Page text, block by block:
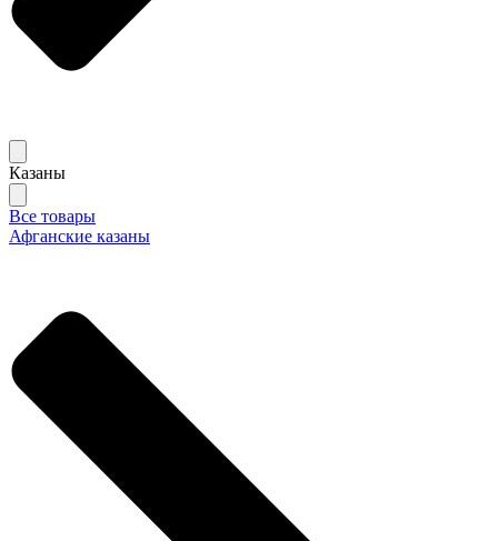
Казаны
Все товары
Афганские казаны